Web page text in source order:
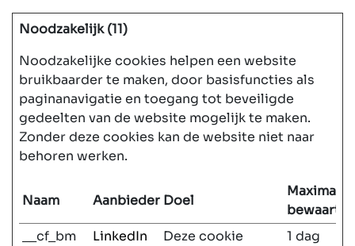
Noodzakelijk (11)
Noodzakelijke cookies helpen een website
bruikbaarder te maken, door basisfuncties als
paginanavigatie en toegang tot beveiligde
gedeelten van de website mogelijk te maken.
Zonder deze cookies kan de website niet naar
behoren werken.
Naam Aanbieder Doel
Maximale
__cf_bm
LinkedIn
Deze cookie
1 dag